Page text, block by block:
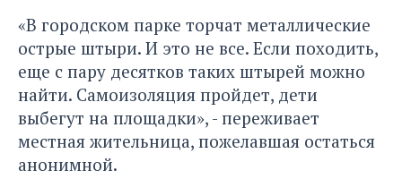
«В городском парке торчат металлические
острые штыри. И это не все. Если походить,
еще с пару десятков таких штырей можно
найти. Самоизоляция пройдет, дети
выбегут на площадки», - переживает
местная жительница, пожелавшая остаться
анонимной.